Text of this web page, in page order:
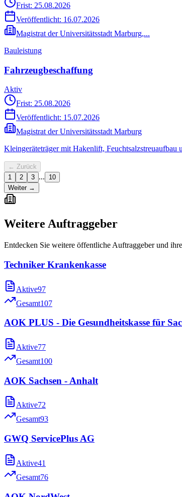
Frist: 25.08.2026
Veröffentlicht: 16.07.2026
Magistrat der Universitätsstadt Marburg,...
Bauleistung
Fahrzeugbeschaffung
Aktiv
Frist: 25.08.2026
Veröffentlicht: 15.07.2026
Magistrat der Universitätsstadt Marburg
Kleingeräteträger mit Hakenlift, Feuchtsalzstreuaufbau
← Zurück
1
2 3 ...
10
Weiter →
Weitere Auftraggeber
Entdecken Sie weitere öffentliche Auftraggeber und
Techniker Krankenkasse
Aktive97
Gesamt107
AOK PLUS - Die Gesundheitskasse für
Aktive77
Gesamt100
AOK Sachsen - Anhalt
Aktive72
Gesamt93
GWQ ServicePlus AG
Aktive41
Gesamt76